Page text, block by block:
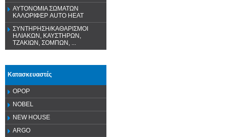
ΑΥΤΟΝΟΜΙΑ ΣΩΜΑΤΩΝ
ΚΑΛΟΡΙΦΕΡ AUTO HEAT
ΣΥΝΤΗΡΗΣΗ/ΚΑΘΑΡΙΣΜΟΙ
ΗΛΙΑΚΩΝ, ΚΑΥΣΤΗΡΩΝ,
ΤΖΑΚΙΩΝ, ΣΟΜΠΩΝ, ...
Κατασκευαστές
OPOP
NOBEL
NEW HOUSE
ARGO